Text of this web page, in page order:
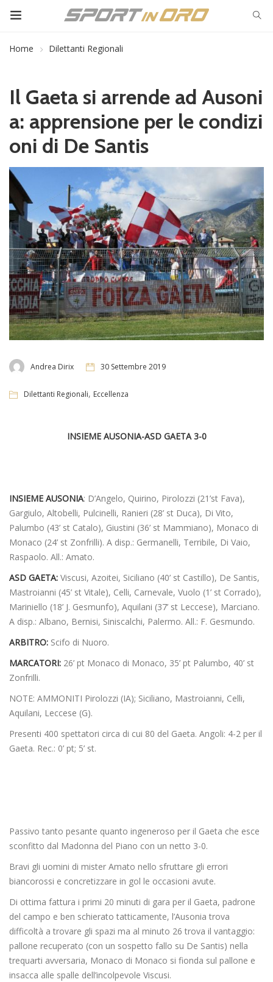
Home Dilettanti Regionali
Il Gaeta si arrende ad Ausoni
a: apprensione per le condizi
oni di De Santis
Andrea Dirix 30 Settembre 2019
Dilettanti Regionali, Eccellenza
INSIEME AUSONIA-ASD GAETA 3-0
INSIEME AUSONIA: D’Angelo, Quirino, Pirolozzi (21’st Fava),
Gargiulo, Altobelli, Pulcinelli, Ranieri (28’ st Duca), Di Vito,
Palumbo (43’ st Catalo), Giustini (36’ st Mammiano), Monaco di
Monaco (24’ st Zonfrilli). A disp.: Germanelli, Terribile, Di Vaio,
Raspaolo. All.: Amato.
ASD GAETA: Viscusi, Azoitei, Siciliano (40’ st Castillo), De Santis,
Mastroianni (45’ st Vitale), Celli, Carnevale, Vuolo (1’ st Corrado),
Mariniello (18’ J. Gesmunfo), Aquilani (37’ st Leccese), Marciano.
A disp.: Albano, Bernisi, Siniscalchi, Palermo. All.: F. Gesmundo.
ARBITRO: Scifo di Nuoro.
MARCATORI: 26’ pt Monaco di Monaco, 35’ pt Palumbo, 40’ st
Zonfrilli.
NOTE: AMMONITI Pirolozzi (IA); Siciliano, Mastroianni, Celli,
Aquilani, Leccese (G).
Presenti 400 spettatori circa di cui 80 del Gaeta. Angoli: 4-2 per il
Gaeta. Rec.: 0’ pt; 5’ st.
Passivo tanto pesante quanto ingeneroso per il Gaeta che esce
sconfitto dal Madonna del Piano con un netto 3-0.
Bravi gli uomini di mister Amato nello sfruttare gli errori
biancorossi e concretizzare in gol le occasioni avute.
Di ottima fattura i primi 20 minuti di gara per il Gaeta, padrone
del campo e ben schierato tatticamente, l’Ausonia trova
difficoltà a trovare gli spazi ma al minuto 26 trova il vantaggio:
pallone recuperato (con un sospetto fallo su De Santis) nella
trequarti avversaria, Monaco di Monaco si fionda sul pallone e
insacca alle spalle dell’incolpevole Viscusi.